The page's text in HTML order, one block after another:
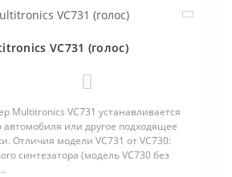
VC731 (голос)
Multitronics VC731 устанавливается
автомобиля или другое подходящее
Отличия модели VC731 от VC730:
синтезатора (модель VC730 без